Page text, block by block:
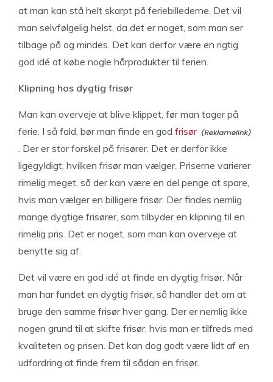
at man kan stå helt skarpt på feriebillederne. Det vil
man selvfølgelig helst, da det er noget, som man ser
tilbage på og mindes. Det kan derfor være en rigtig
god idé at købe nogle hårprodukter til ferien.
Klipning hos dygtig frisør
Man kan overveje at blive klippet, før man tager på
ferie. I så fald, bør man finde en god frisør
. Der er stor forskel på frisører. Det er derfor ikke
ligegyldigt, hvilken frisør man vælger. Priserne varierer
rimelig meget, så der kan være en del penge at spare,
hvis man vælger en billigere frisør. Der findes nemlig
mange dygtige frisører, som tilbyder en klipning til en
rimelig pris. Det er noget, som man kan overveje at
benytte sig af.
Det vil være en god idé at finde en dygtig frisør. Når
man har fundet en dygtig frisør, så handler det om at
bruge den samme frisør hver gang. Der er nemlig ikke
nogen grund til at skifte frisør, hvis man er tilfreds med
kvaliteten og prisen. Det kan dog godt være lidt af en
udfordring at finde frem til sådan en frisør.